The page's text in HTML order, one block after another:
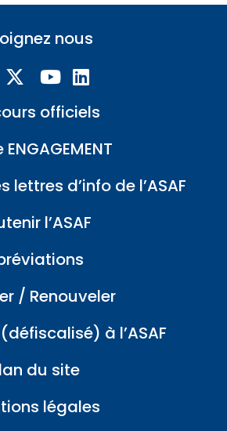
nous
officiels
lettres d’info de l’ASAF
l’ASAF
/ Renouveler
à l’ASAF
du site
légales